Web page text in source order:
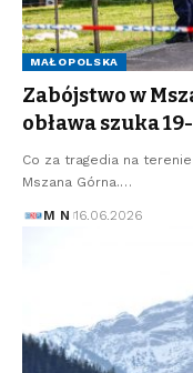
MAŁOPOLSKA
Zabójstwo w
obława szuka
Co za tragedia na
Mszana Górna.…
M N 16.06.2026